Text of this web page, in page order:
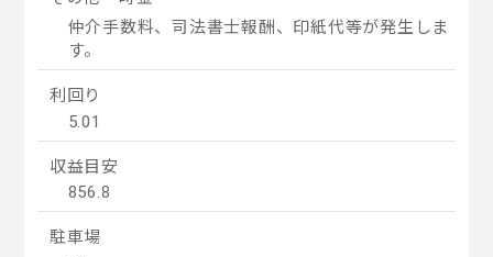
仲介手数料、司法書士報酬、印紙代等が発生しま
す。
利回り
5.01
収益目安
856.8
駐車場